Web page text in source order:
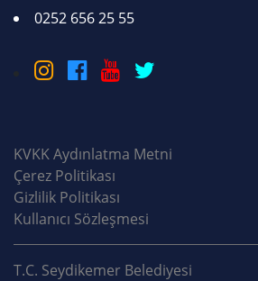
0252 656 25 55
KVKK Aydınlatma Metni
Çerez Politikası
Gizlilik Politikası
Kullanıcı Sözleşmesi
T.C. Seydikemer Belediyesi